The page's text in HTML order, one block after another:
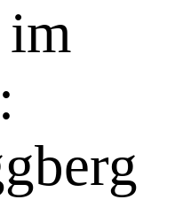
im